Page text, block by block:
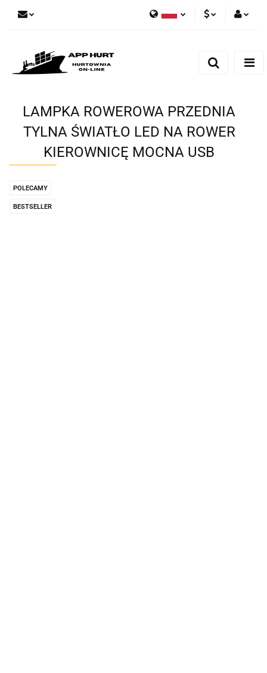
EUR
Zarejestruj się
LAMPKA ROWEROWA PRZEDNIA
TYLNA ŚWIATŁO LED NA ROWER
KIEROWNICĘ MOCNA USB
POLECAMY
BESTSELLER